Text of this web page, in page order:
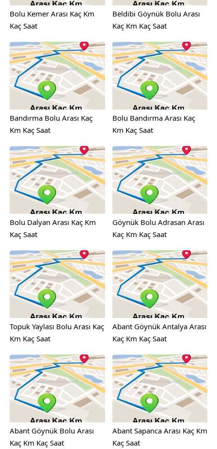
Bolu Kemer Arası Kaç Km
Kaç Saat
Beldibi Göynük Bolu Arası
Kaç Km Kaç Saat
Bandırma Bolu Arası Kaç
Km Kaç Saat
Bolu Bandırma Arası Kaç
Km Kaç Saat
Bolu Dalyan Arası Kaç Km
Kaç Saat
Göynük Bolu Adrasan Arası
Kaç Km Kaç Saat
Topuk Yaylası Bolu Arası Kaç
Km Kaç Saat
Abant Göynük Antalya Arası
Kaç Km Kaç Saat
Abant Göynük Bolu Arası
Kaç Km Kaç Saat
Abant Sapanca Arası Kaç Km
Kaç Saat